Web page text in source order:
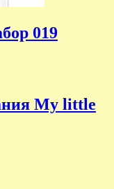
019
My little